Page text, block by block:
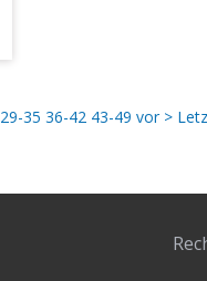
29-35 36-42 43-49 vor >